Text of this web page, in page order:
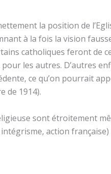
la position de
à la fois la vision
catholiques feront de
les autres. D’autres
ce qu’on pourrait
de 1914).
sont étroitement
action française)